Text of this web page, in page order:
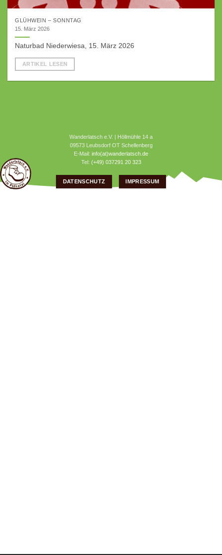
GLÜHWEIN – SONNTAG
15. März 2026
Naturbad Niederwiesa, 15. März 2026
ARTIKEL LESEN
Wanderlatsch e.V. | Höllmühle 14 a
09573 Leubsdorf OT Schellenberg
E-Mail: info(at)wanderlatsch.de
Tel: (+49) 037291 20 323
DATENSCHUTZ IMPRESSUM